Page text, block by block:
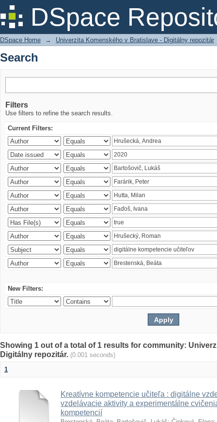
DSpace
Search
DSpace Home → Univerzita Komenského v Bratislave - Digitálny repozitár
Search
Filters
Use filters to refine the search results.
Current Filters:
New Filters:
Showing 1 out of a total of 1 results for community:
Digitálny repozitár. (0.001 seconds)
1
Kreatívne kompetencie učiteľa : digitálne
vzdelávacie aktivity a experimentálne
kompetencií